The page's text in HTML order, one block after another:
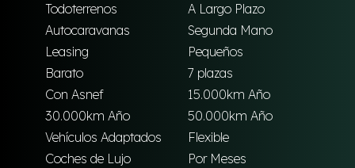
Todoterrenos
A Largo Plazo
Autocaravanas
Segunda Mano
Leasing
Pequeños
Barato
7 plazas
Con Asnef
15.000km Año
30.000km Año
50.000km Año
Vehículos Adaptados
Flexible
Coches de Lujo
Por Meses